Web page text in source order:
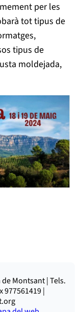
per les
tot tipus de
tipus de
moldejada,
Montsant | Tels.
977561419 |